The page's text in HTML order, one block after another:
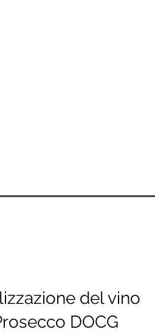
del vino
DOCG